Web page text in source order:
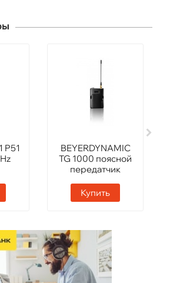
P51
BEYERDYNAMIC
TG 1000 поясной
передатчик
Купить